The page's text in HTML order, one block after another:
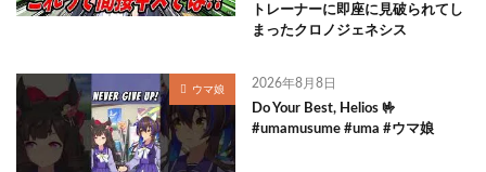
トレーナーに即座に見破られてし
まったクロノジェネシス
ウマ娘 2026年8月8日
Do Your Best, Helios 🤟
#umamusume #uma #ウマ娘